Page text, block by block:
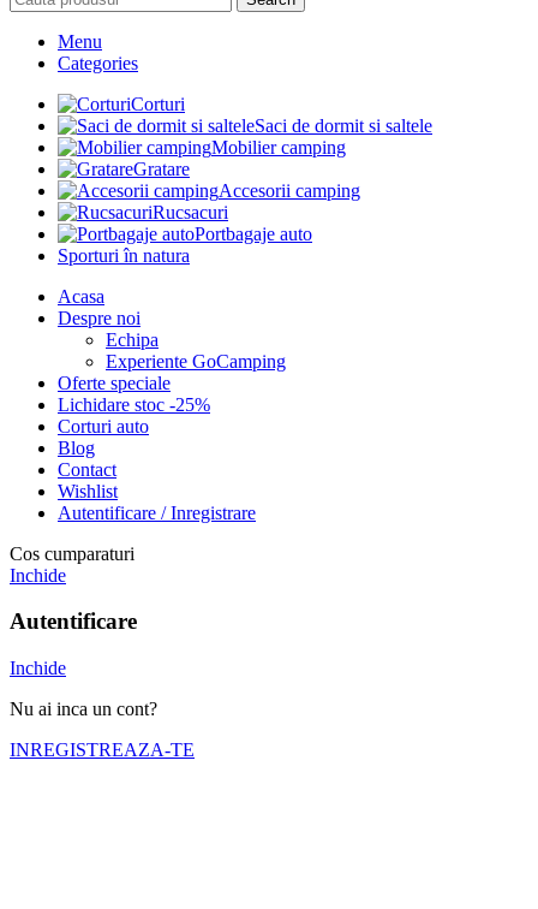
Menu
Categories
Corturi
Saci de dormit si saltele
Mobilier camping
Gratare
Accesorii camping
Rucsacuri
Portbagaje auto
Sporturi în natura
Acasa
Despre noi
Echipa
Experiente GoCamping
Oferte speciale
Lichidare stoc -25%
Corturi auto
Blog
Contact
Wishlist
Autentificare / Inregistrare
Cos cumparaturi
Inchide
Autentificare
Inchide
Nu ai inca un cont?
INREGISTREAZA-TE